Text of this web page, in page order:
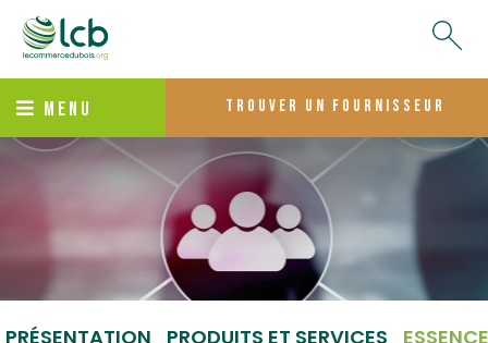
MENU trouver un fournisseur
PRÉSENTATION PRODUITS ET SERVICES